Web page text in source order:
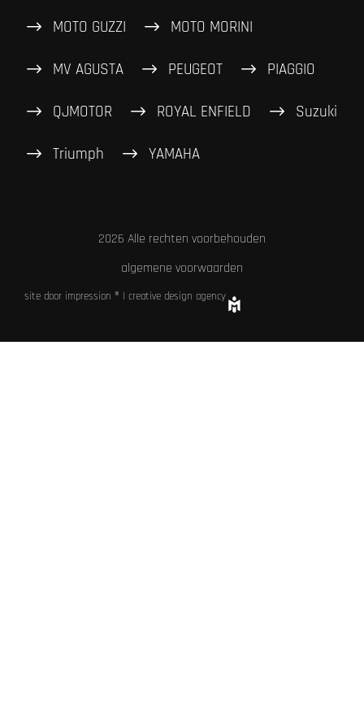
MOTO GUZZI MOTO MORINI
MV AGUSTA PEUGEOT PIAGGIO
QJMOTOR ROYAL ENFIELD Suzuki
Triumph YAMAHA
2026 Alle rechten voorbehouden
algemene voorwaarden
site door impression ® | creative design agency